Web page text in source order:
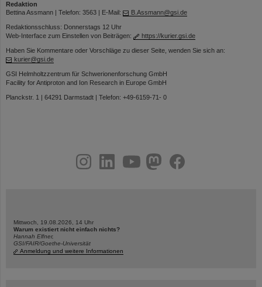
Redaktion
Bettina Assmann | Telefon: 3563 | E-Mail:
B.Assmann@gsi.de
Redaktionsschluss: Donnerstags 12 Uhr
Web-Interface zum Einstellen von Beiträgen:
https://kurier.gsi.de
Haben Sie Kommentare oder Vorschläge zu dieser Seite, wenden Sie sich an:
kurier@gsi.de
GSI Helmholtzzentrum für Schwerionenforschung GmbH
Facility for Antiproton and Ion Research in Europe GmbH
Planckstr. 1 | 64291 Darmstadt | Telefon: +49-6159-71- 0
youtubehelmholtz.socialfacebook
Mittwoch, 19.08.2026, 14 Uhr
Warum existiert nicht einfach nichts?
Hannah Elfner,
GSI/FAIR/Goethe-Universität
Anmeldung und weitere Informationen